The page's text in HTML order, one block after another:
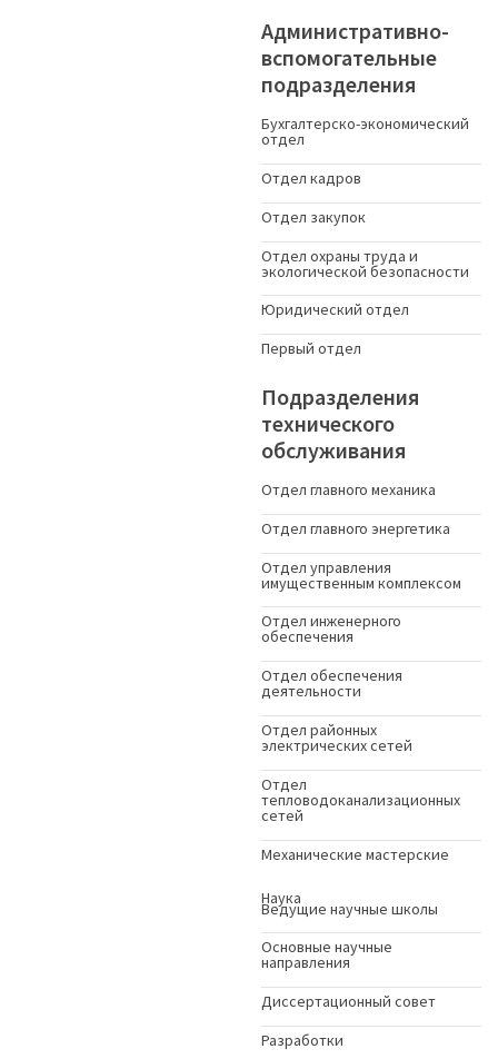
Административно-
вспомогательные
подразделения
Бухгалтерско-экономический
отдел
Отдел кадров
Отдел закупок
Отдел охраны труда и
экологической безопасности
Юридический отдел
Первый отдел
Подразделения
технического
обслуживания
Отдел главного механика
Отдел главного энергетика
Отдел управления
имущественным комплексом
Отдел инженерного
обеспечения
Отдел обеспечения
деятельности
Отдел районных
электрических сетей
Отдел
тепловодоканализационных
сетей
Механические мастерские
Наука
Ведущие научные школы
Основные научные
направления
Диссертационный совет
Разработки